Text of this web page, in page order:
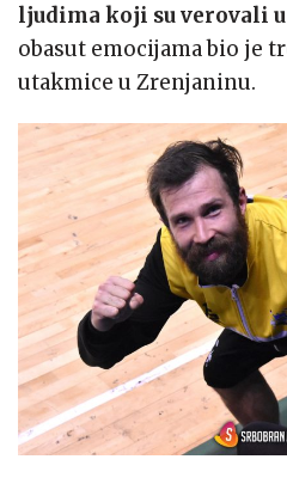
ljudima koji su verovali u
obasut emocijama bio je
utakmice u Zrenjaninu.